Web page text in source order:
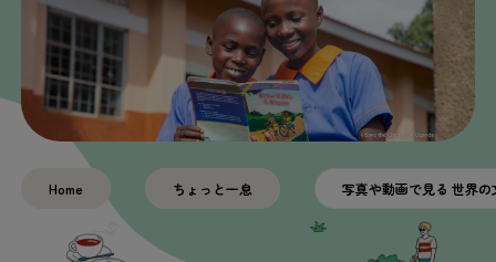
Home ちょっと一息 写真や動画で見る 世界の